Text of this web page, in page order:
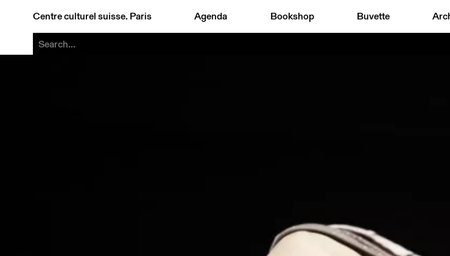
Centre culturel suisse. Paris Agenda Bookshop Buvette